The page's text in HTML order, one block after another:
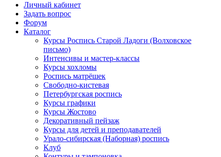
Личный кабинет
Задать вопрос
Форум
Каталог
Курсы Роспись Старой Ладоги (Волховское
письмо)
Интенсивы и мастер-классы
Курсы хохломы
Роспись матрёшек
Свободно-кистевая
Петербургская роспись
Курсы графики
Курсы Жостово
Декоративный пейзаж
Курсы для детей и преподавателей
Урало-сибирская (Наборная) роспись
Клуб